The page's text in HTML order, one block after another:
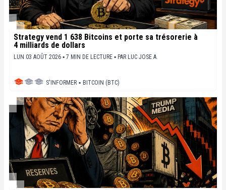
Strategy vend 1 638 Bitcoins et porte sa trésorerie à
4 milliards de dollars
LUN 03 AOÛT 2026 ▪ 7 MIN DE LECTURE ▪ PAR LUC JOSE A.
S'INFORMER ▪ BITCOIN (BTC)